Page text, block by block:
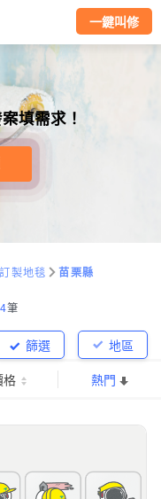
一鍵叫修
填需求！
訂製地毯 苗栗縣
4筆
地區
篩選
格 熱門